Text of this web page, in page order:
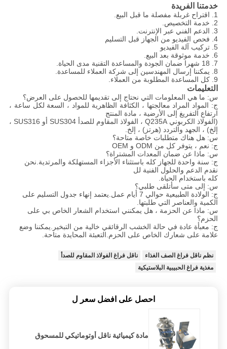
خدمتنا الفريدة
1. اقتراح غربلة مفصلة ما قبل البيع.
2. خدمة التخصيص.
3. الدعم الفني عبر الإنترنت.
4. فحص الفيديو من الجهاز قبل التسليم
5. تركيب آلة الفيديو
6. خدمة موثوقة بعد البيع.
7. 18 شهرا ضمان الجودة والمساعدة التقنية مدى الحياة.
8. يمكننا إرسال المهندسين إلى شركة العملاء للمساعدة.
9. كل المساعدة المطلوبة من العملاء.
التعليمات
س: ما هي المعلومات التي نحتاج إلى تقديمها للحصول على العرض؟
ج: المواد المراد معالجتها ، الكثافة الظاهرية للمواد ، السعة لكل ساعة ،
ارتفاع التفريغ إلى الأرضية ، مادة المنتج
(الفولاذ الكربوني Q235A ، الفولاذ المقاوم للصدأ SUS304 أو SUS316 ،
إلخ) ، الجهد والتردد (هرتز) ، إلخ.
س: هل هناك متطلبات خاصة متاحة؟
ج: نعم ، يتوفر كل من ODM و OEM
س: ماذا عن ضمان المعدات المشتراة؟
ج: سنة واحدة للجهاز كله باستثناء الأجزاء المستهلكة والمرتدية.نحن
نقدم الدعم والحلول الفنية لل
كله باستخدام الحياة.
س: إلى متى سأتلقى طلبي؟
ج: الولادة الطبيعية حوالي 7 أيام عمل.يعتمد إنهاء جدول التسليم على
الكمية والعناصر التي طلبتها.
س: ماذا عن الحزمة ، هل يمكنني استخدام الشعار الخاص بي على
الحزم؟
ج: معبأة عادة في حالة الخشب الرقائقي خالية من التبخير.يمكننا وضع
علامة على شعارك الخاص على الحزم.التعبئة المحايدة متاحة.
نظم ناقل فراغ الصف الغذاء
ناقل فراغ الفولاذ المقاوم للصدأ
مغذية فراغ الحبيبية البلاستيكية
احصل على افضل سعر ل
مادة كيميائية ناقل أوتوماتيكي للمسحوق